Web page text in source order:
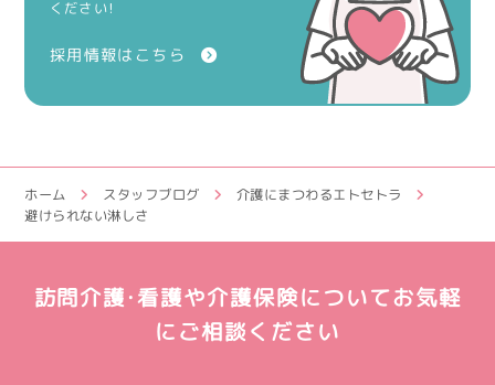
ください！
採用情報はこちら
ホーム スタッフブログ
介護にまつわるエトセトラ
避けられない淋しさ
訪問介護・看護や介護保険についてお気軽
にご相談ください